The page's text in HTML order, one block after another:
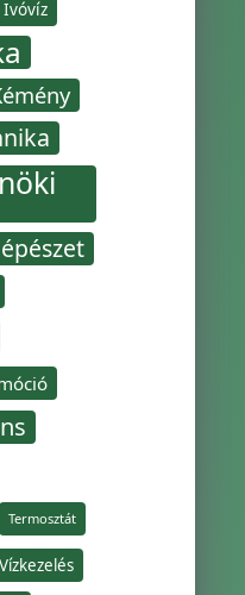
Ivóvíz
Termosztát
Vízkezelés